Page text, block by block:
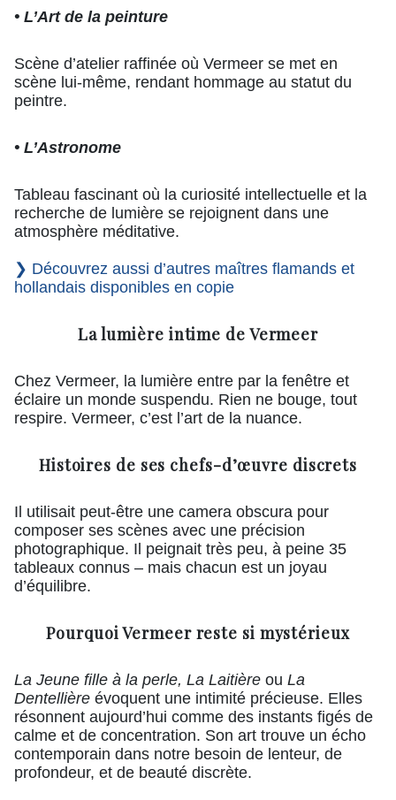
• L’Art de la peinture
Scène d’atelier raffinée où Vermeer se met en
scène lui-même, rendant hommage au statut du
peintre.
• L’Astronome
Tableau fascinant où la curiosité intellectuelle et la
recherche de lumière se rejoignent dans une
atmosphère méditative.
❯ Découvrez aussi d’autres maîtres flamands et
hollandais disponibles en copie
La lumière intime de Vermeer
Chez Vermeer, la lumière entre par la fenêtre et
éclaire un monde suspendu. Rien ne bouge, tout
respire. Vermeer, c’est l’art de la nuance.
Histoires de ses chefs-d’œuvre discrets
Il utilisait peut-être une camera obscura pour
composer ses scènes avec une précision
photographique. Il peignait très peu, à peine 35
tableaux connus – mais chacun est un joyau
d’équilibre.
Pourquoi Vermeer reste si mystérieux
La Jeune fille à la perle, La Laitière ou La
Dentellière évoquent une intimité précieuse. Elles
résonnent aujourd’hui comme des instants figés de
calme et de concentration. Son art trouve un écho
contemporain dans notre besoin de lenteur, de
profondeur, et de beauté discrète.